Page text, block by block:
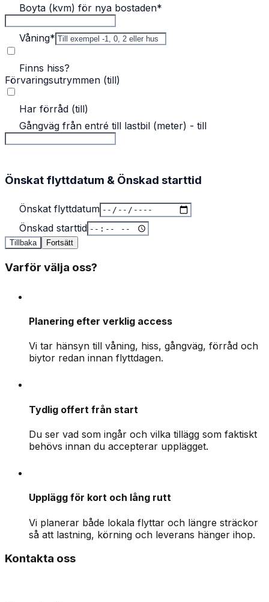
Boyta (kvm) för nya bostaden*
Våning*
Finns hiss?
Förvaringsutrymmen (till)
Har förråd (till)
Gångväg från entré till lastbil (meter) - till
Önskat flyttdatum & Önskad starttid
Önskat flyttdatum
Önskad starttid
Tillbaka Fortsätt
Varför välja oss?
Planering efter verklig access
Vi tar hänsyn till våning, hiss, gångväg, förråd och
biytor redan innan flyttdagen.
Tydlig offert från start
Du ser vad som ingår och vilka tillägg som faktiskt
behövs innan du accepterar upplägget.
Upplägg för kort och lång rutt
Vi planerar både lokala flyttar och längre sträckor
så att lastning, körning och leverans hänger ihop.
Kontakta oss